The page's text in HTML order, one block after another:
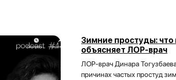
Зимние простуды:
объясняет ЛОР-врач
ЛОР-врач Динара
причинах частых простуд